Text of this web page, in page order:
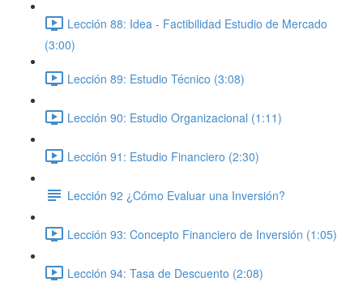
Lección 88: Idea - Factibilidad Estudio de Mercado
(3:00)
Lección 89: Estudio Técnico (3:08)
Lección 90: Estudio Organizacional (1:11)
Lección 91: Estudio Financiero (2:30)
Lección 92 ¿Cómo Evaluar una Inversión?
Lección 93: Concepto Financiero de Inversión (1:05)
Lección 94: Tasa de Descuento (2:08)